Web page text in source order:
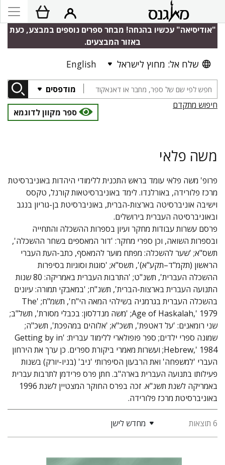
"אודיסיאה" עכשיו בהנחה! מבחר ספרים נוספים במבצע, כעת
באזור המבצעים.
שלח אל: מחוץ לישראל English
מודפסים
חיפוש מתקדם
ספר מקוון לדוגמא
משה פלאי
פרופ' משה פלאי עומד בראש התכנית ללימודי היהדות באוניברסיטת
מרכז פלורידה, באורלנדו. לימד באוניברסיטאות קורנל, טקסס
וישיבה אוניברסיטה בארצות-הברית, באוניברסיטת בן-גוריון בנגב
ובאוניברסיטה העברית בירושלים.
פרסם עשרות עבודות מחקר ועיון בספרות ההשכלה והתחייה
ובספרות השואה, וכן ספרי מחקר: 'דור המאספים בשחר ההשכלה',
תשס"א; 'שער להשכלה: מפתח מוּער להמאסף, כתב-העת העברי
הראשון (תקמ"ד–תקע"א)', תשס"א; 'סוגות וסוגיות בסיפרות
ההשכלה העברית', תשנ"ט; 'התרבות העברית באמריקה: 80 שנות
התנועה העברית בארצות-הברית', תשנ"ח; 'במאבקי תמורה: עיונים
בהשכלה העברית בגרמניה בשילהי המאה הי"ח', תשמ"ח; 'The
Age of Haskalah,' 1979; 'משה מנדלסון: בכבלי מסורת', תשל"ב;
שני רומאנים: 'על דאטפת', תשכ"א; 'אלוהים במהפכת', תשכ"ה;
שמונה ספרי ילדים; ספר פופולארי ללימוד עברית: 'Getting by in
Hebrew,' 1984; ועשרות מאמרי ביקורת ספרים. כן ערך את הירחון
העברי 'למשפחה' ואת הרבעון הסיפרותי 'ניב' (בניו-יורק) בשנות
פעילותו בתנועה העברית בארה"ב. חתן פרס פרידמן לתרבות עברית
באמריקה לשנת תשנ"א. זכה בפרס החוקר המצטיין לשנת 1996
באוניברסיטת מרכז פלורידה.
6 תוצאות מחדש לישן